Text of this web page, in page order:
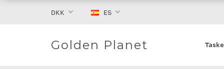
DKK ES
Golden Planet